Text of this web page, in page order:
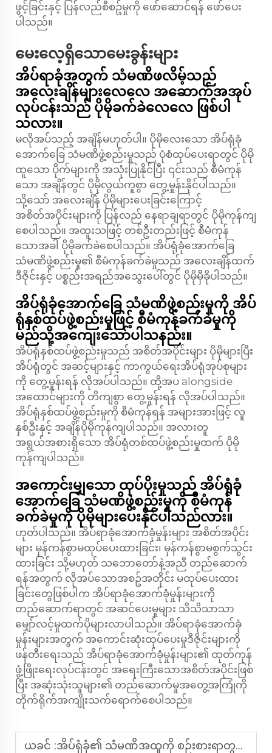
ဖွင့်ခြင်းနှင့် ပြန်လည်စီစဥ်မှုကို ဖော်ဆောင်ရန် ဖော်ပေး
ပါသည်။
မေးလေ့ရှိသောမေးခွန်းများ
အိပ်ရာခုံအတွက် သံမဏိဖလိမ့်သည်
အလေးချိန်များလေလေ အဆောက်အအုပ်
လုပ်ငန်းသည် ပိုမိုခက်ခဲလေလေ ဖြစ်ပါ
သလား။
မလိုအပ်သည့် အချိန်မဟုတ်ပါ။ ပိုမိုလေးသော အိပ်ရုံခုံ
အောက်ခြေ သံမဏိဖွဲ့စည်းမှုသည် ပုံစံထုပ်ပေးရာတွင် ပိုမို
ထူသော ပိုက်များကို အသုံးပြုနိုင်ပြီး ၎င်းသည် စီမံကုန်
သော အချိန်တွင် ပိုမိုလွယ်ကူစွာ တွေ့မှုန်းနိုင်ပါသည်။
သို့သော် အလေးချိန် ပိုမိုများပေးခြင်းကြောင့်
အစိတ်အပိုင်းများကို ပြန်လည် နေရာချရာတွင် ပိုမိုကုန်ကျ
စေပါသည်။ အထူးသဖြင့် တစ်ဦးတည်းဖြင့် စီမံကုန်
သောအခါ ပိုမိုခက်ခဲစေပါသည်။ အိပ်ရုံခုံအောက်ခြေ
သံမဏိဖွဲ့စည်းမှု၏ စီမံကုန်ခက်ခဲမှုသည် အလေးချိန်ထက်
ဒီဇိုင်းနှင့် ပစ္စည်းအရည်အသွေးပေါ်တွင် ပိုမိုမှီခိုပါသည်။
အိပ်ရုံခုံအောက်ခြေ သံမဏိဖွဲ့စည်းမှုကို အိပ်
ရုံနှစ်ထပ်ဖွဲ့စည်းမှုဖြင့် စီမံကုန်ခက်ခဲမှုကို
မည်သို့အကျေးသော်ပါသနည်း။
အိပ်ရုံနှစ်ထပ်ဖွဲ့စည်းမှုသည် အစိတ်အပိုင်းများ ပိုမိုများပြီး
အိပ်ရုံတွင် အဆင့်များနှင့် ကာကွယ်ရေးအိပ်ရုံအုပ်စုများ
ကို တွေ့မှုန်းရန် လိုအပ်ပါသည်။ ထို့အပ alongside
အထောင်များကို တိကျစွာ တွေ့မှုန်းရန် လိုအပ်ပါသည်။
အိပ်ရုံနှစ်ထပ်ဖွဲ့စည်းမှုကို စီမံကုန်ရန် အများအားဖြင့် လူ
နှစ်ဦးနှင့် အချိန်ပိုမိုကုန်ကျပါသည်။ အလားတူ
အရွယ်အစားရှိသော အိပ်ရုံတစ်ထပ်ဖွဲ့စည်းမှုထက် ပိုမို
ကုန်ကျပါသည်။
အကောင်းမျှသော ထုပ်ပိုးမှုသည် အိပ်ရုံခုံ
အောက်ခြေ သံမဏိဖွဲ့စည်းမှုကို စီမံကုန်
ခက်ခဲမှုကို ပိုမိုများပေးနိုင်ပါသည်လား။
ဟုတ်ပါသည်။ အိပ်ရာခုံအောက်ခုံမှုန်းများ အစိတ်အပိုင်း
များ မှန်ကန်စွာမထုပ်ပေးထားခြင်း၊ မှန်ကန်စွာမစွက်သွင်း
ထားခြင်း သို့မဟုတ် သဘောတော်နဲ့အညီ တည်ဆောက်
ရန်အတွက် လိုအပ်သောအစဥ်အတိုင်း မထုပ်ပေးထား
ခြင်းတွေဖြစ်ပါက အိပ်ရာခုံအောက်ခုံမှုန်းများကို
တည်ဆောက်ရာတွင် အဆင်ပေးမှုများ သိသိသာသာ
မျှော်လင့်မှုထက်ပိုများလာပါသည်။ အိပ်ရာခုံအောက်ခုံ
မှုန်းများအတွက် အကောင်းဆုံးထုပ်ပေးမှုဒီဇိုင်းများကို
ဖန်တီးရေးသည် အိပ်ရာခုံအောက်ခုံမှုန်းများ၏ ထုတ်ကုန်
ဖွံ့ဖြိုးရေးလုပ်ငန်းတွင် အရေးကြီးသောအစိတ်အပိုင်းဖြစ်
ပြီး အဆုံးသုံးသူများ၏ တည်ဆောက်မှုအတွေ့အကြုံကို
တိုက်ရိုက်အကျိုးသက်ရောက်စေပါသည်။
ယခင် :အိပ်ရုံခုံ၏ သံမဏိအထူကို စဉ်းစားရာတွင် အဘယ်အရာများကို ထည့်သွင်းစဉ်းစားရမည်နည်း။